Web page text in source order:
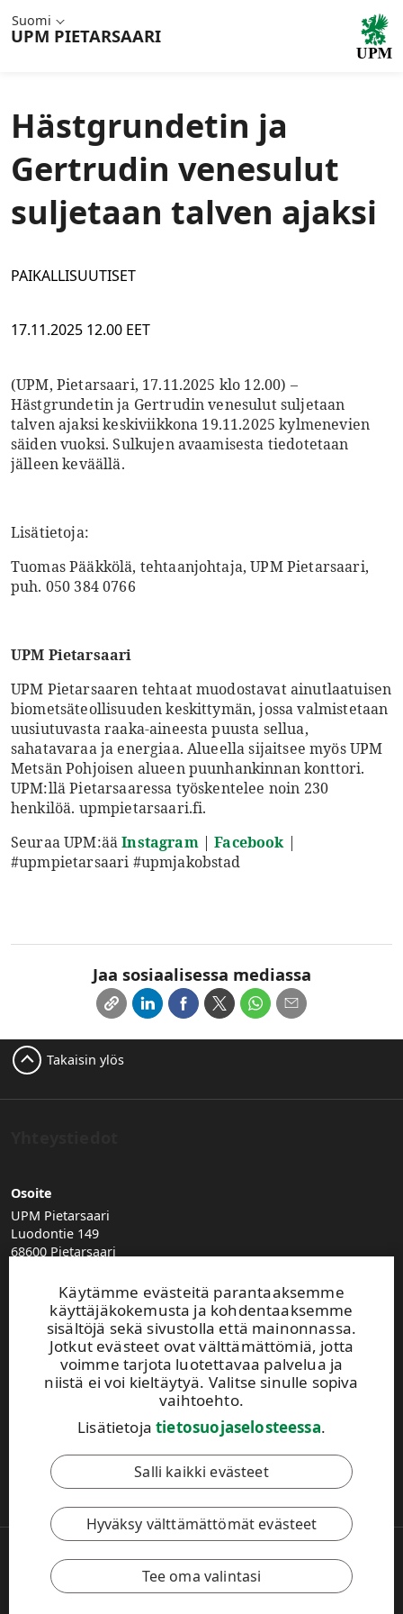
Suomi
UPM PIETARSAARI
Hästgrundetin ja
Gertrudin venesulut
suljetaan talven ajaksi
PAIKALLISUUTISET
17.11.2025 12.00 EET
(UPM, Pietarsaari, 17.11.2025 klo 12.00) –
Hästgrundetin ja Gertrudin venesulut suljetaan
talven ajaksi keskiviikkona 19.11.2025 kylmenevien
säiden vuoksi. Sulkujen avaamisesta tiedotetaan
jälleen keväällä.
Lisätietoja:
Tuomas Pääkkölä, tehtaanjohtaja, UPM Pietarsaari,
puh. 050 384 0766
UPM Pietarsaari
UPM Pietarsaaren tehtaat muodostavat ainutlaatuisen
biometsäteollisuuden keskittymän, jossa valmistetaan
uusiutuvasta raaka-aineesta puusta sellua,
sahatavaraa ja energiaa. Alueella sijaitsee myös UPM
Metsän Pohjoisen alueen puunhankinnan konttori.
UPM:llä Pietarsaaressa työskentelee noin 230
henkilöä. upmpietarsaari.fi.
Seuraa UPM:ääInstagram |Facebook |
#upmpietarsaari #upmjakobstad
Jaa sosiaalisessa mediassa
Käytämme evästeitä parantaaksemme
käyttäjäkokemusta ja kohdentaaksemme
sisältöjä sekä sivustolla että mainonnassa.
Jotkut evästeet ovat välttämättömiä, jotta
voimme tarjota luotettavaa palvelua ja
niistä ei voi kieltäytyä. Valitse sinulle sopiva
vaihtoehto.
Lisätietojatietosuojaselosteessa.
Salli kaikki evästeet
Hyväksy välttämättömät evästeet
Tee oma valintasi
Takaisin ylös
Osoite
UPM Pietarsaari
Luodontie 149
68600 Pietarsaari
Puhelin
+358 2041 5161
Sähköposti
info.pietarsaari@upm.com
Puhelinvaihde
Ota yhteyttä!
Copyright © 2026 UPM
UPM.FI
Käyttöehdot